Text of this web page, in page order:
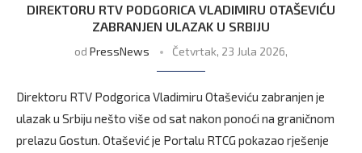
DIREKTORU RTV PODGORICA VLADIMIRU OTAŠEVIĆU
ZABRANJEN ULAZAK U SRBIJU
od PressNews Četvrtak, 23 Jula 2026,
Direktoru RTV Podgorica Vladimiru Otaševiću zabranjen je
ulazak u Srbiju nešto više od sat nakon ponoći na graničnom
prelazu Gostun. Otašević je Portalu RTCG pokazao rješenje